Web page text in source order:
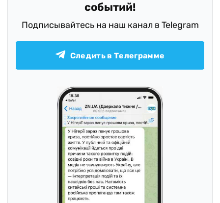
событий!
Подписывайтесь на наш канал в Telegram
Следить в Телеграмме